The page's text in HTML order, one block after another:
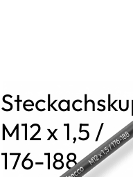
M12 x 1,5 /
176-188